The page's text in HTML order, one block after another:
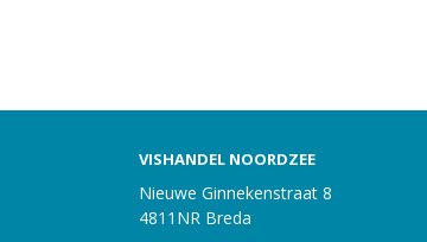
VISHANDEL NOORDZEE
Nieuwe Ginnekenstraat 8
4811NR Breda